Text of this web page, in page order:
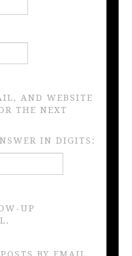
AND WEBSITE
THE NEXT
IN DIGITS:
UP
BY EMAIL.